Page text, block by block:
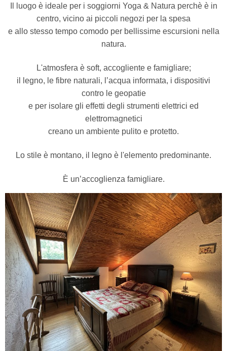
Il luogo è ideale per i soggiorni Yoga & Natura perchè è in
centro, vicino ai piccoli negozi per la spesa
e allo stesso tempo comodo per bellissime escursioni nella
natura.
L'atmosfera è soft, accogliente e famigliare;
il legno, le fibre naturali, l’acqua informata, i dispositivi
contro le geopatie
e per isolare gli effetti degli strumenti elettrici ed
elettromagnetici
creano un ambiente pulito e protetto.
Lo stile è montano, il legno è l'elemento predominante.
È un’accoglienza famigliare.